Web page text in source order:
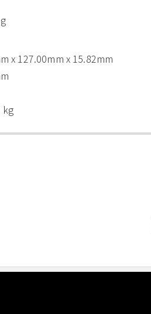
x 127.00mm x 15.82mm
kg